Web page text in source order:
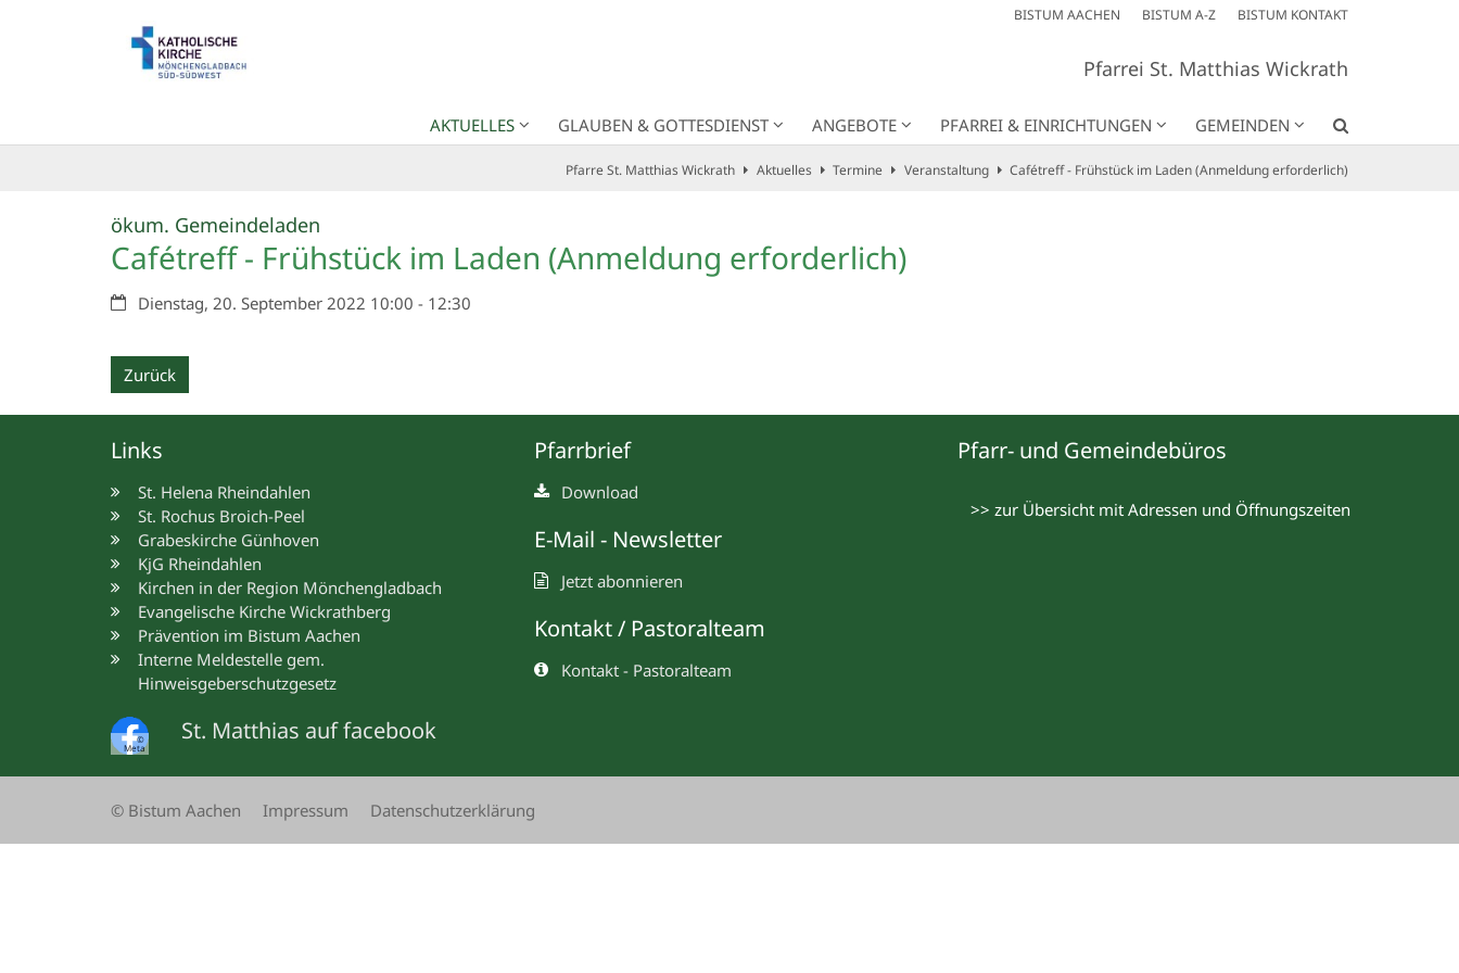
BISTUM AACHEN BISTUM A-Z BISTUM KONTAKT
Pfarrei St. Matthias Wickrath
AKTUELLES GLAUBEN & GOTTESDIENST ANGEBOTE PFARREI & EINRICHTUNGEN GEMEINDEN
Pfarre St. Matthias Wickrath Aktuelles Termine Veranstaltung Cafétreff - Frühstück im Laden (Anmeldung erforderlich)
ökum. Gemeindeladen
Cafétreff - Frühstück im Laden (Anmeldung erforderlich)
Datum:Dienstag, 20. September 2022 10:00 - 12:30
Zurück
Links
St. Helena Rheindahlen
St. Rochus Broich-Peel
Grabeskirche Günhoven
KjG Rheindahlen
Kirchen in der Region Mönchengladbach
Evangelische Kirche Wickrathberg
Prävention im Bistum Aachen
Interne Meldestelle gem.
Hinweisgeberschutzgesetz
©
Meta
St. Matthias auf facebook
Pfarrbrief
Download
E-Mail - Newsletter
Jetzt abonnieren
Kontakt / Pastoralteam
Kontakt - Pastoralteam
Pfarr- und Gemeindebüros
>> zur Übersicht mit Adressen und Öffnungszeiten
© Bistum Aachen Impressum Datenschutzerklärung